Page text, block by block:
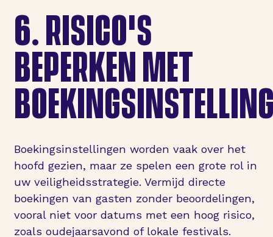
6.RISICO'S
BEPERKEN MET
Boekingsinstellingen worden vaak over het
hoofd gezien, maar ze spelen een grote rol in
uw veiligheidsstrategie. Vermijd directe
boekingen van gasten zonder beoordelingen,
vooral niet voor datums met een hoog risico,
zoals oudejaarsavond of lokale festivals.